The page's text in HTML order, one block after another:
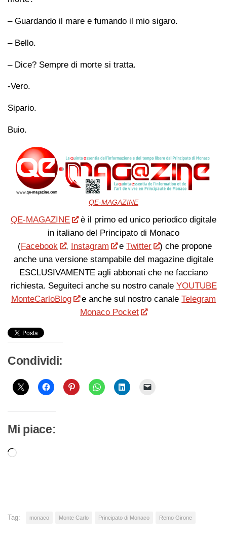
– Guardando il mare e fumando il mio sigaro.
– Bello.
– Dice? Sempre di morte si tratta.
-Vero.
Sipario.
Buio.
QE-MAGAZINE
QE-MAGAZINE
è il primo ed unico periodico digitale
in italiano del Principato di Monaco
(Facebook , Instagram eTwitter
) che propone
anche una versione stampabile del magazine digitale
ESCLUSIVAMENTE agli abbonati che ne facciano
richiesta. Seguiteci anche su nostro canale YOUTUBE
MonteCarloBlog
e anche sul nostro canaleTelegram
Monaco Pocket
Condividi:
Mi piace:
Caricamento
Tag: monaco Monte Carlo Principato di Monaco Remo Girone